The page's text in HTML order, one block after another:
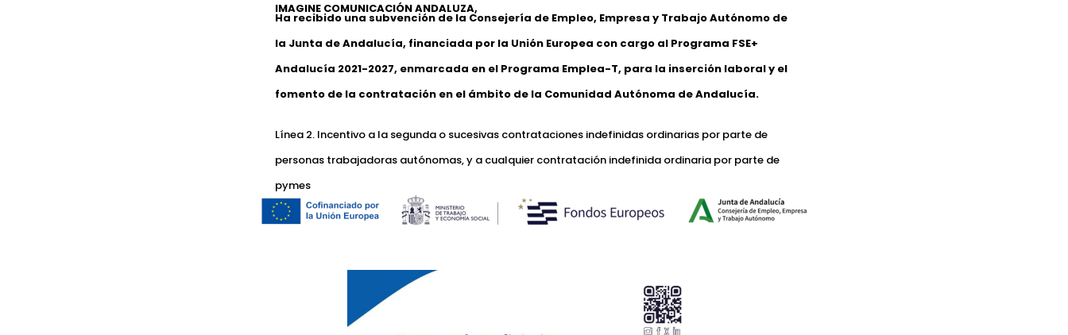
IMAGINE COMUNICACIÓN ANDALUZA,
Ha recibido una subvención de la Consejería de Empleo, Empresa y Trabajo Autónomo de
la Junta de Andalucía, financiada por la Unión Europea con cargo al Programa FSE+
Andalucía 2021-2027, enmarcada en el Programa Emplea-T, para la inserción laboral y el
fomento de la contratación en el ámbito de la Comunidad Autónoma de Andalucía.
Línea 2. Incentivo a la segunda o sucesivas contrataciones indefinidas ordinarias por parte de
personas trabajadoras autónomas, y a cualquier contratación indefinida ordinaria por parte de
pymes